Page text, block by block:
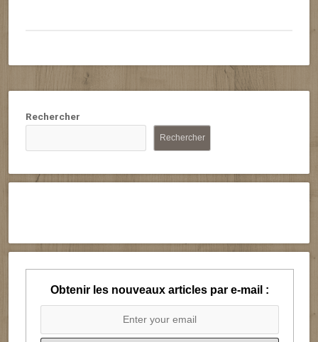
Rechercher
Rechercher
Obtenir les nouveaux articles par e-mail :